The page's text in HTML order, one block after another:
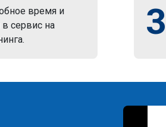
время и
сервис на
3